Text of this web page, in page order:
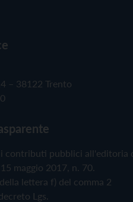
– 38122 Trento
contributi pubblici all'editoria
maggio 2017, n. 70.
lettera f) del comma 2
Lgs.